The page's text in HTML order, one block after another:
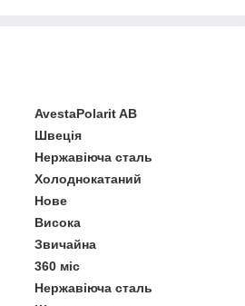
AvestaPolarit AB
Швеція
Нержавіюча сталь
Холоднокатаний
Нове
Висока
Звичайна
360 міс
Нержавіюча сталь